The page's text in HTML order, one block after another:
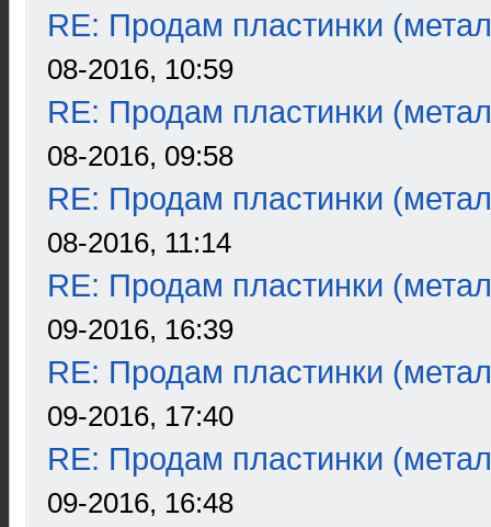
RE: Продам пластинки
08-2016, 10:59
RE: Продам пластинки
08-2016, 09:58
RE: Продам пластинки
08-2016, 11:14
RE: Продам пластинки
09-2016, 16:39
RE: Продам пластинки
09-2016, 17:40
RE: Продам пластинки
09-2016, 16:48